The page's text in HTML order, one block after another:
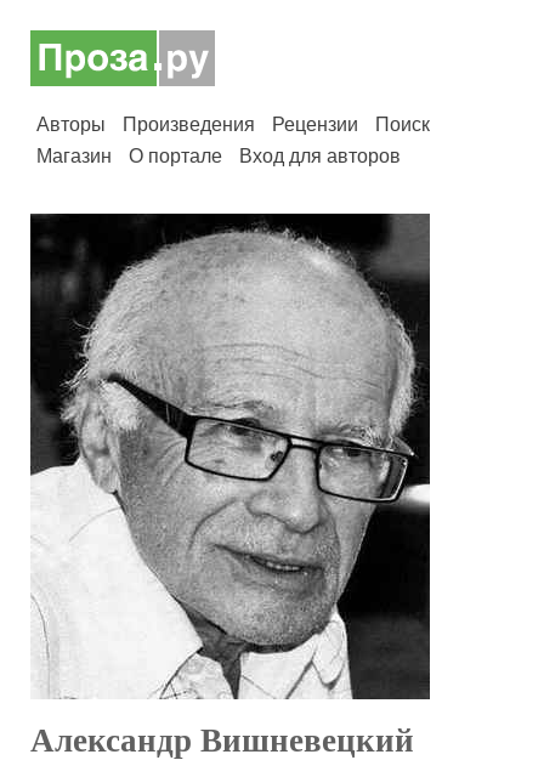
Авторы Произведения Рецензии
Поиск
Магазин
О портале Вход для авторов
Александр Вишневецкий